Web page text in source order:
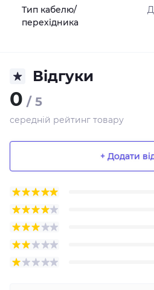
Тип кабелю/
перехідника
Відгуки
0 / 5
середній рейтинг товару
+ Додати